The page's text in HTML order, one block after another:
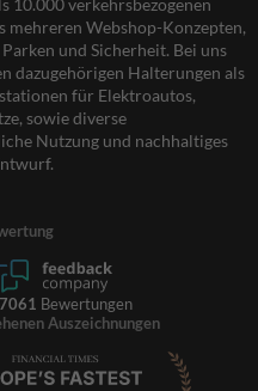
mehreren Webshop-Konzepten,
und Sicherheit. Bei uns
dazugehörigen Halterungen als
für Elektroautos,
sowie diverse
Nutzung und nachhaltiges
7061 Bewertungen
Auszeichnungen